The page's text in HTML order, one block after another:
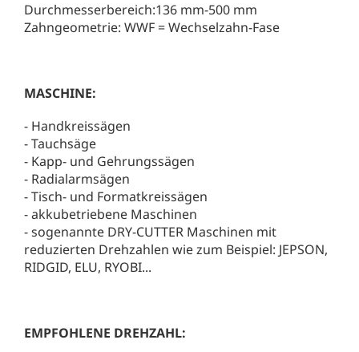
Durchmesserbereich:136 mm-500 mm
Zahngeometrie: WWF = Wechselzahn-Fase
MASCHINE:
- Handkreissägen
- Tauchsäge
- Kapp- und Gehrungssägen
- Radialarmsägen
- Tisch- und Formatkreissägen
- akkubetriebene Maschinen
- sogenannte DRY-CUTTER Maschinen mit
reduzierten Drehzahlen wie zum Beispiel: JEPSON,
RIDGID, ELU, RYOBI...
EMPFOHLENE DREHZAHL: